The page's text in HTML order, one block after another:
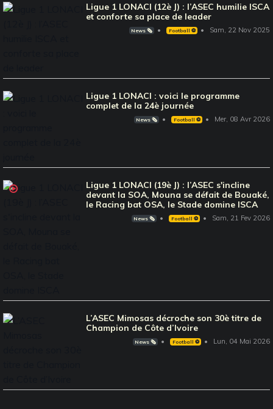
Ligue 1 LONACI (12è J) : l’ASEC humilie ISCA
et conforte sa place de leader
News 🗞️ Football ⚽️ Sam, 22 Nov 2025
Ligue 1 LONACI : voici le programme
complet de la 24è journée
News 🗞️ Football ⚽️ Mer, 08 Avr 2026
Ligue 1 LONACI (19è J) : l’ASEC s'incline
devant la SOA, Mouna se défait de Bouaké,
le Racing bat OSA, le Stade domine ISCA
News 🗞️ Football ⚽️ Sam, 21 Fev 2026
L’ASEC Mimosas décroche son 30è titre de
Champion de Côte d’Ivoire
News 🗞️ Football ⚽️ Lun, 04 Mai 2026